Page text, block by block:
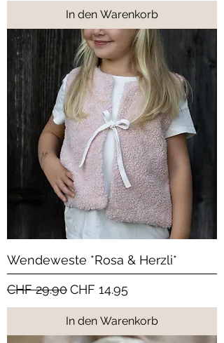
In den Warenkorb
Wendeweste *Rosa & Herzli*
Standardpreis
CHF 29.90Sale-Preis
CHF 14.95
In den Warenkorb